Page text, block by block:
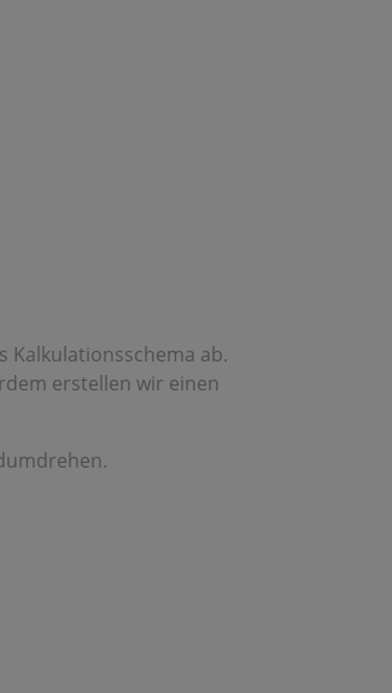
Kalkulationsschema ab.
erstellen wir einen